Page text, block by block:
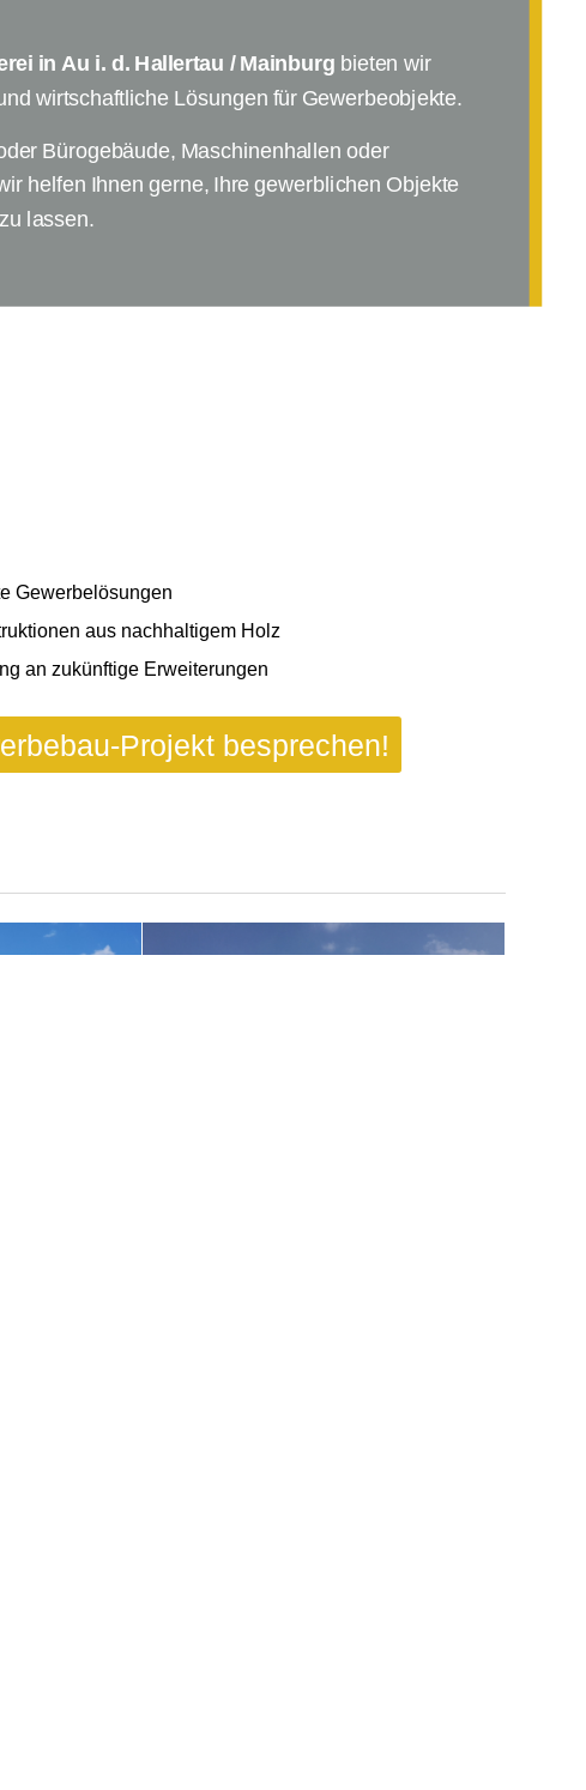
in Au i. d. Hallertau / Mainburg bieten wir
wirtschaftliche Lösungen für Gewerbeobjekte.
Bürogebäude, Maschinenhallen oder
helfen Ihnen gerne, Ihre gewerblichen Objekte
lassen.
Gewerbelösungen
aus nachhaltigem Holz
an zukünftige Erweiterungen
Projekt besprechen!